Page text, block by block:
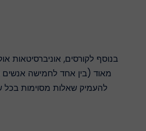
בנוסף לקורסים, אוניברסיטאות
מאוד (בין אחד לחמישה אנשים
להעמיק שאלות מסוימות בכל